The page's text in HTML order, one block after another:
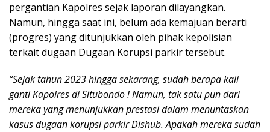
pergantian Kapolres sejak laporan dilayangkan.
Namun, hingga saat ini, belum ada kemajuan berarti
(progres) yang ditunjukkan oleh pihak kepolisian
terkait dugaan Dugaan Korupsi parkir tersebut.
“Sejak tahun 2023 hingga sekarang, sudah berapa kali
ganti Kapolres di Situbondo ! Namun, tak satu pun dari
mereka yang menunjukkan prestasi dalam menuntaskan
kasus dugaan korupsi parkir Dishub. Apakah mereka sudah